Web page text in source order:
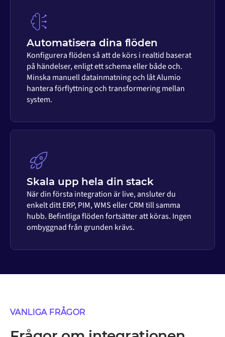
Automatisera dina flöden
Konfigurera flöden så att de körs i realtid baserat
på händelser, enligt ett schema eller både och.
Minska manuell datainmatning och låt Alumio
hantera förflyttning och transformering mellan
system.
Skala upp hela din stack
När din första integration är live, ansluter du
enkelt ditt ERP, PIM, WMS eller CRM till samma
hubb. Befintliga flöden fortsätter att köras. Ingen
ombyggnad från grunden krävs.
VANLIGA FRÅGOR